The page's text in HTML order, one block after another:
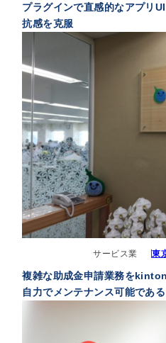
セミナー
運用相談してみる
最適なサービスをご提案します
プラグインで直感的なアプリ
抗感を克服
サービス業 東
複雑な助成金申請業務を
自力でメンテナンス可能であ
は、当公社のDX推進の事例に